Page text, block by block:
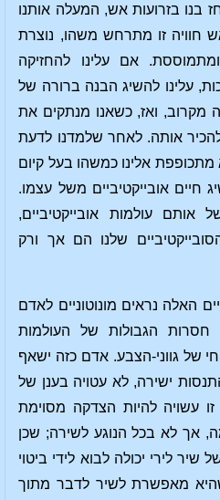
בנו בזרועות אש, המעלה אותנו
חוויה זו מתרחש משהו, נוצרת
אם עלינו להחזיקה
עלינו להשיג הבנה ברורה של
מקרוב, ואז, כשאנו מנתקים את
אותה. לאחר שלמדנו לדעת
אלינו כמשהו בעל קיום
חיים אובייקטיביים משל עצמו.
עולמות אובייקטיביים,
שלנו הם אך ורק
האלה נראים מונוטוניים לאדם
חסרות הגבולות של העולמות
של גווני-הצבע. אדם כזה ישאף
ישירה, לא עטויה בענן של
עשויה להיות הצדקה מסוימת
אך לא בכל הנוגע לשירה; שכן
שיר לירי יכולה לבוא לידי ביטוי
מאפשרת לשיר לדבר מתוך